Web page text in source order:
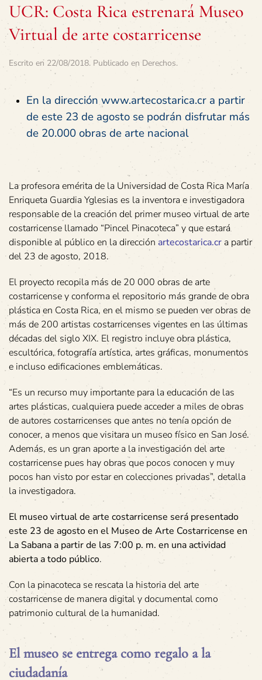
UCR: Costa Rica estrenará Museo
Virtual de arte costarricense
Escrito en 22/08/2018. Publicado en Derechos.
En la dirección www.artecostarica.cr a partir
de este 23 de agosto se podrán disfrutar más
de 20.000 obras de arte nacional
La profesora emérita de la Universidad de Costa Rica María
Enriqueta Guardia Yglesias es la inventora e investigadora
responsable de la creación del primer museo virtual de arte
costarricense llamado “Pincel Pinacoteca” y que estará
disponible al público en la dirección artecostarica.cr a partir
del 23 de agosto, 2018.
El proyecto recopila más de 20 000 obras de arte
costarricense y conforma el repositorio más grande de obra
plástica en Costa Rica, en el mismo se pueden ver obras de
más de 200 artistas costarricenses vigentes en las últimas
décadas del siglo XIX. El registro incluye obra plástica,
escultórica, fotografía artística, artes gráficas, monumentos
e incluso edificaciones emblemáticas.
“Es un recurso muy importante para la educación de las
artes plásticas, cualquiera puede acceder a miles de obras
de autores costarricenses que antes no tenía opción de
conocer, a menos que visitara un museo físico en San José.
Además, es un gran aporte a la investigación del arte
costarricense pues hay obras que pocos conocen y muy
pocos han visto por estar en colecciones privadas”, detalla
la investigadora.
El museo virtual de arte costarricense será presentado
este 23 de agosto en el Museo de Arte Costarricense en
La Sabana a partir de las 7:00 p. m. en una actividad
abierta a todo público.
Con la pinacoteca se rescata la historia del arte
costarricense de manera digital y documental como
patrimonio cultural de la humanidad.
El museo se entrega como regalo a la
ciudadanía